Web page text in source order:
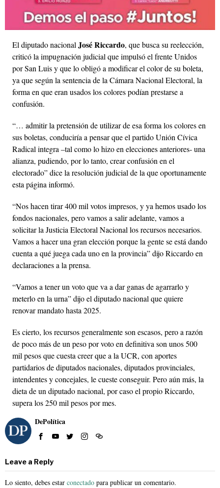
El diputado nacionalJosé Riccardo, que busca su reelección,
criticó la impugnación judicial que impulsó el frente Unidos
por San Luis y que lo obligó a modificar el color de su boleta,
ya que según la sentencia de la Cámara Nacional Electoral, la
forma en que eran usados los colores podían prestarse a
confusión.
“… admitir la pretensión de utilizar de esa forma los colores en
sus boletas, conduciría a pensar que el partido Unión Cívica
Radical integra –tal como lo hizo en elecciones anteriores- una
alianza, pudiendo, por lo tanto, crear confusión en el
electorado” dice la resolución judicial de la que oportunamente
esta página informó.
“Nos hacen tirar 400 mil votos impresos, y ya hemos usado los
fondos nacionales, pero vamos a salir adelante, vamos a
solicitar la Justicia Electoral Nacional los recursos necesarios.
Vamos a hacer una gran elección porque la gente se está dando
cuenta a qué juega cada uno en la provincia” dijo Riccardo en
declaraciones a la prensa.
“Vamos a tener un voto que va a dar ganas de agarrarlo y
meterlo en la urna” dijo el diputado nacional que quiere
renovar mandato hasta 2025.
Es cierto, los recursos generalmente son escasos, pero a razón
de poco más de un peso por voto en definitiva son unos 500
mil pesos que cuesta creer que a la UCR, con aportes
partidarios de diputados nacionales, diputados provinciales,
intendentes y concejales, le cueste conseguir. Pero aún más, la
dieta de un diputado nacional, por caso el propio Riccardo,
supera los 250 mil pesos por mes.
DePolítica
Leave a Reply
Lo siento, debes estar conectado para publicar un comentario.